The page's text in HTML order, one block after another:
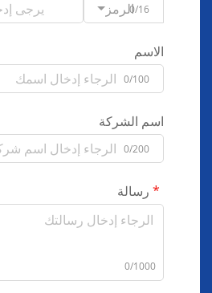
الرمز0/16
الاسم
0/100
اسم الشركة
0/200
رسالة
0/1000